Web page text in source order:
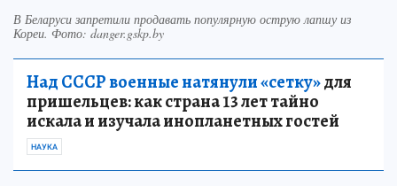
В Беларуси запретили продавать популярную острую лапшу из
Кореи. Фото: danger.gskp.by
Над СССР военные натянули «сетку»для
пришельцев: как страна 13 лет тайно
искала и изучала инопланетных гостей
НАУКА